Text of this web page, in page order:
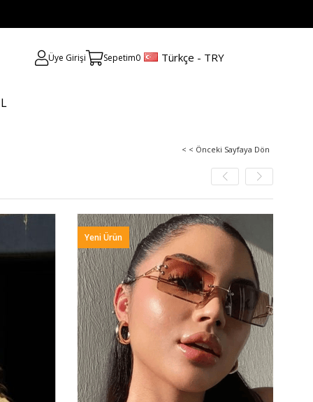
Üye Girişi Sepetim0 Türkçe - TRY
< < Önceki Sayfaya Dön
Yeni Ürün